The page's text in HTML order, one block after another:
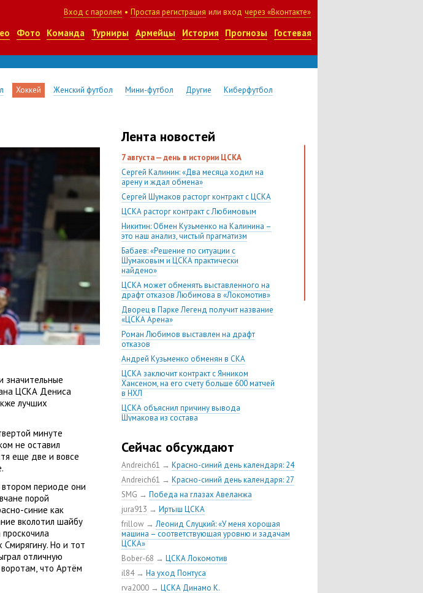
Вход с паролем • Простая регистрация или вход через «Вконтакте»
Фото Команда Турниры Армейцы История Прогнозы Гостевая
Хоккей Женский футбол Мини-футбол Другие Киберфутбол
значительные
ЦСКА Дениса
лучших
минуте
не оставил
еще две и вовсе
периоде они
порой
синие как
вколотил шайбу
Смирягину. Но и тот
отличную
, что Артём
Лента новостей
7 августа — день в истории ЦСКА
Сергей Калинин: «Два месяца ходил на
арену и ждал обмена»
Сергей Шумаков расторг контракт с ЦСКА
ЦСКА расторг контракт с Любимовым
Никитин: Обмен Кузьменко на Калинина –
это наш анализ, чистый прагматизм
Бабаев: «Решение по ситуации с
Шумаковым и ЦСКА практически
найдено»
ЦСКА может обменять выставленного на
драфт отказов Любимова в «Локомотив»
Дворец в Парке Легенд получит название
«ЦСКА Арена»
Роман Любимов выставлен на драфт
отказов
Андрей Кузьменко обменян в СКА
ЦСКА заключит контракт с Янником
Хансеном, на его счету больше 600 матчей
в НХЛ
ЦСКА объяснил причину вывода
Шумакова из состава
тренируется индивидуально
Игорь Никитин не возглавит «Авангард» и
останется в ЦСКА
Нападающий ЦСКА Кирилл Петров
обменян в «Авангард»
Александр Попов остается в ЦСКА еще на
год
ЦСКА с сезона-2018/19 будет проводить
домашние матчи КХЛ в «Парке легенд»
ЦСКА выменял у «Торпедо» защитника
Дмитрия Шуленина
Состав хоккейного клуба ЦСКА пополнил
канадский нападающий Линден Вей
Сейчас обсуждают
Andreich61 → Красно-синий день календаря: 24
Andreich61 → Красно-синий день календаря: 27
SMG → Победа на глазах Авеланжа
jura913 → Иртыш ЦСКА
frillow →Леонид Слуцкий: «У меня хорошая
машина – соответствующая уровню и задачам
ЦСКА»
Bober-68 → ЦСКА Локомотив
il84→ На уход Понтуса
rva2000 → ЦСКА Динамо К.